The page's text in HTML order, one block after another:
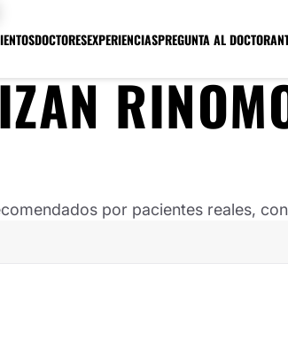
DOCTORESEXPERIENCIASPREGUNTA AL DOCTOR
por pacientes reales,